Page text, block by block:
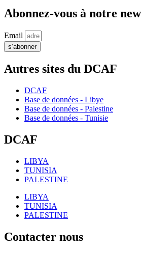
Abonnez-vous à notre
Email
s’abonner
Autres sites du DCAF
DCAF
Base de données - Libye
Base de données - Palestine
Base de données - Tunisie
DCAF
LIBYA
TUNISIA
PALESTINE
LIBYA
TUNISIA
PALESTINE
Contacter nous